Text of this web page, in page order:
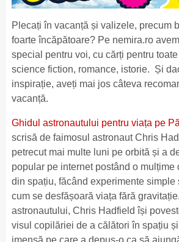
Plecați în vacanță și valizele, precum
foarte încăpătoare? Pe nemira.ro
special pentru voi, cu cărți pentru
science fiction, romance, istorie. Și
inspirație, aveți mai jos câteva
vacanță.
Ghidul astronautului pentru viața pe
scrisă de faimosul astronaut Chris
petrecut mai multe luni pe orbită și a
popular pe internet postând o mulțime
din spațiu, făcând experimente simple
cum se desfășoară viața fără
astronautului, Chris Hadfield își
visul copilăriei de a călători în spațiu
imensă pe care a depus-o ca să